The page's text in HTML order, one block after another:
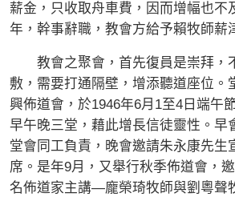
薪金，只收取舟車費，因而增幅也不
年，幹事辭職，教會方給予賴牧師薪
教會之聚會，首先復員是崇拜，
敷，需要打通隔壁，增添聽道座位。
興佈道會，於1946年6月1至4日端午
早午晚三堂，藉此增長信徒靈性。早
堂會同工負責，晚會邀請朱永康先生
席。是年9月，又舉行秋季佈道會，
名佈道家主講—龐榮琦牧師與劉粵聲